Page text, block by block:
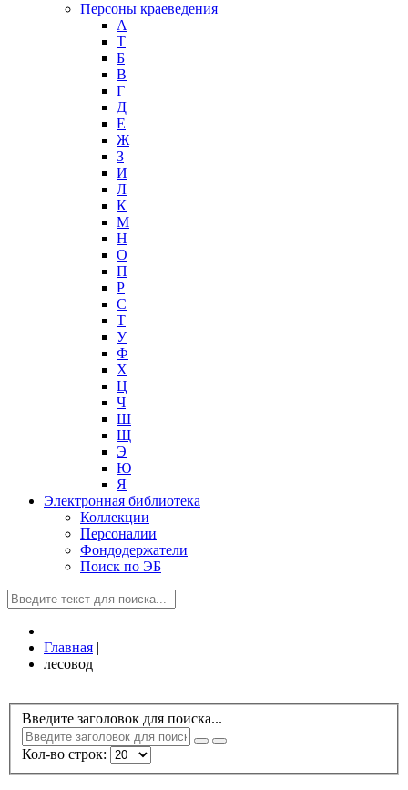
Персоны краеведения
А
T
Б
В
Г
Д
Е
Ж
З
И
Л
К
М
Н
О
П
Р
С
Т
У
Ф
Х
Ц
Ч
Ш
Щ
Э
Ю
Я
Электронная библиотека
Коллекции
Персоналии
Фондодержатели
Поиск по ЭБ
Главная |
лесовод
Введите заголовок для поиска...
Кол-во строк: